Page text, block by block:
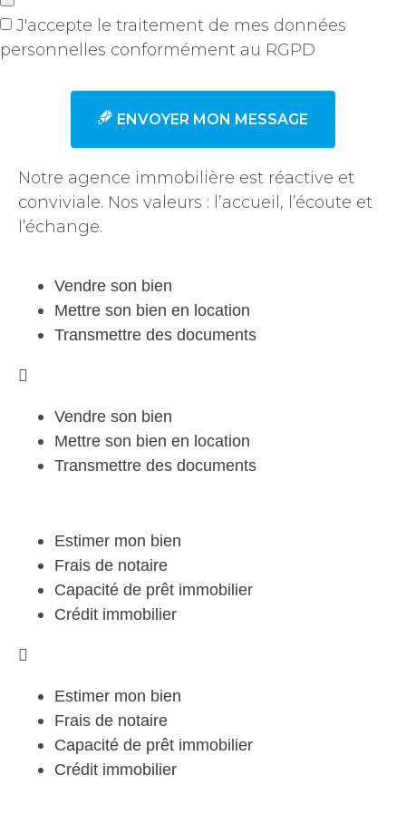
J'accepte le traitement de mes données
personnelles conformément au RGPD
ENVOYER MON MESSAGE
Notre agence immobilière est réactive et
conviviale. Nos valeurs : l’accueil, l’écoute et
l’échange.
Vendre son bien
Mettre son bien en location
Transmettre des documents
Vendre son bien
Mettre son bien en location
Transmettre des documents
Estimer mon bien
Frais de notaire
Capacité de prêt immobilier
Crédit immobilier
Estimer mon bien
Frais de notaire
Capacité de prêt immobilier
Crédit immobilier